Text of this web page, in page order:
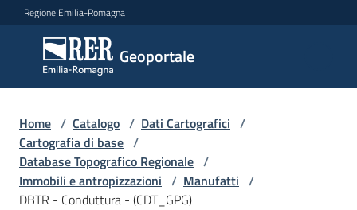
Vai al contenuto
Vai alla navigazione
Vai al footer
Regione Emilia-Romagna
Geoportale
Geoportale
Catalogo
dati,
servizi
e
metadati
Home / Catalogo / Dati Cartografici /
Cartografia di base /
Database Topografico Regionale /
Immobili e antropizzazioni / Manufatti /
DBTR - Conduttura - (CDT_GPG)